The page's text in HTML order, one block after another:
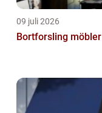
09 juli 2026
Bortforsling möbler